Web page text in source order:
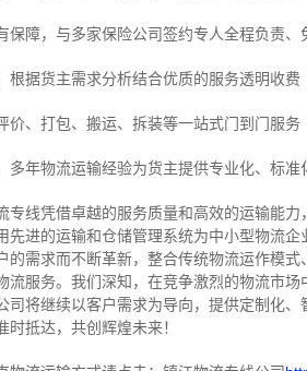
保障，与多家保险公司签约专人全程负责、
根据货主需求分析结合优质的服务透明收费
价、打包、搬运、拆装等一站式门到门服务
多年物流运输经验为货主提供专业化、标准
专线凭借卓越的服务质量和高效的运输能力
先进的运输和仓储管理系统为中小型物流
的需求而不断革新，整合传统物流运作模
流服务。 我们深知，在竞争激烈的物流市场
司将继续以客户需求为导向，提供定制化
时抵达，共创辉煌未来！